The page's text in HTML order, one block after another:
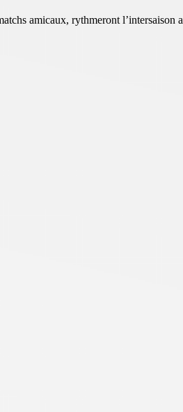
amicaux, rythmeront l’intersaison